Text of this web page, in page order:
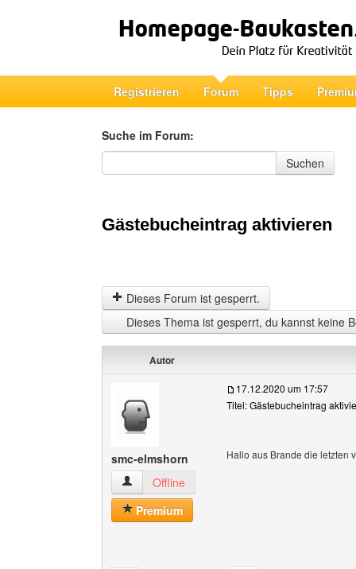
Registrieren Forum Tipps
Suche im Forum:
Suche im Forum
Suchen
Gästebucheintrag aktivieren
Dieses Forum ist gesperrt.
Dieses Thema ist gesperrt, du kannst keine
Autor
smc-elmshorn
smc-elmshorn Benutzer-Profile anzeigen
Offline
Premium
17.12.2020 um 17:57
Titel: Gästebucheintrag
Hallo aus Brande die letzten